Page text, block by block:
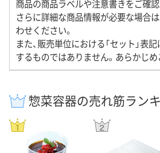
商品の商品ラベルや注意書きをご確認
さらに詳細な商品情報が必要な場合
わせください。
また、販売単位における「セット」表
するものではありません。あらかじめ
惣菜容器の売れ筋ラン